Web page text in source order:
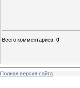
Всего комментариев: 0
Полная версия сайта